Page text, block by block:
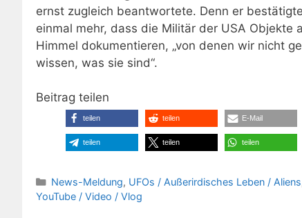
ernst zugleich beantwortete. Denn er bestätigte
einmal mehr, dass die Militär der USA Objekte
Himmel dokumentieren, „von denen wir nicht
wissen, was sie sind“.
Beitrag teilen
teilen teilen E-Mail
teilen teilen teilen
Kategorien
News-Meldung, UFOs / Außerirdisches Leben / Aliens
YouTube / Video / Vlog